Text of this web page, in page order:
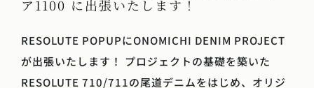
ア1100 に出張いたします！
RESOLUTE POPUPにONOMICHI DENIM PROJECT
が出張いたします！ プロジェクトの基礎を築いた
RESOLUTE 710/711の尾道デニムをはじめ、オリジ